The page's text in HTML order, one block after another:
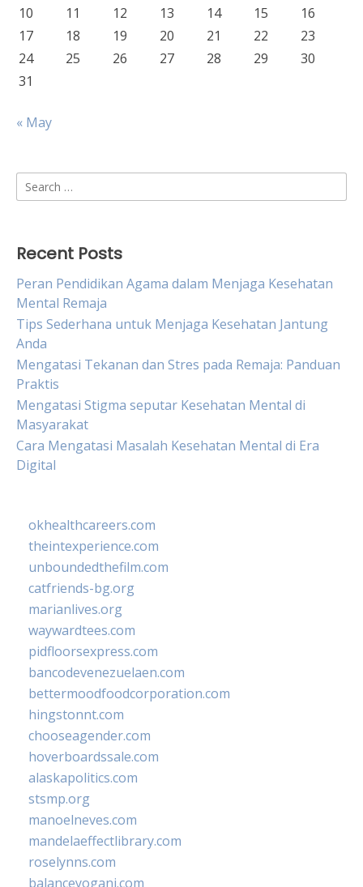
10
11 12 13 14 15
16
17
18 19 20 21 22
23
24
25 26 27 28 29
30
31
« May
Search
for:
Recent Posts
Peran Pendidikan Agama dalam Menjaga Kesehatan
Mental Remaja
Tips Sederhana untuk Menjaga Kesehatan Jantung
Anda
Mengatasi Tekanan dan Stres pada Remaja: Panduan
Praktis
Mengatasi Stigma seputar Kesehatan Mental di
Masyarakat
Cara Mengatasi Masalah Kesehatan Mental di Era
Digital
okhealthcareers.com
theintexperience.com
unboundedthefilm.com
catfriends-bg.org
marianlives.org
waywardtees.com
pidfloorsexpress.com
bancodevenezuelaen.com
bettermoodfoodcorporation.com
hingstonnt.com
chooseagender.com
hoverboardssale.com
alaskapolitics.com
stsmp.org
manoelneves.com
mandelaeffectlibrary.com
roselynns.com
balanceyoganj.com